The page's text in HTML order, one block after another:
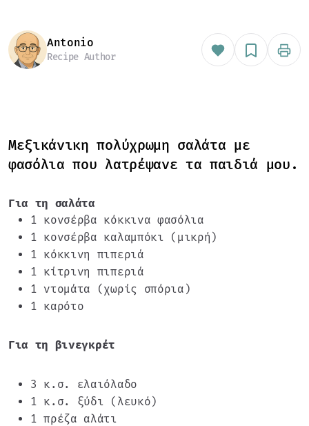
Antonio
Recipe Author
Μεξικάνικη πολύχρωμη σαλάτα με
φασόλια που λατρέψανε τα παιδιά μου.
Για τη σαλάτα
1 κονσέρβα κόκκινα φασόλια
1 κονσέρβα καλαμπόκι (μικρή)
1 κόκκινη πιπεριά
1 κίτρινη πιπεριά
1 ντομάτα (χωρίς σπόρια)
1 καρότο
Για τη βινεγκρέτ
3 κ.σ. ελαιόλαδο
1 κ.σ. ξύδι (λευκό)
1 πρέζα αλάτι